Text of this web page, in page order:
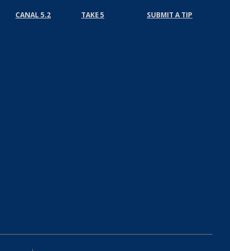
CANAL 5.2 TAKE 5 SUBMIT A TIP